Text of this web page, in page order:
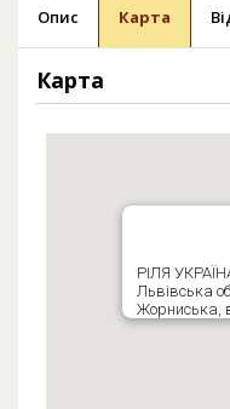
Опис Карта
Карта
РІЛЯ
Львівська
Жорниська,